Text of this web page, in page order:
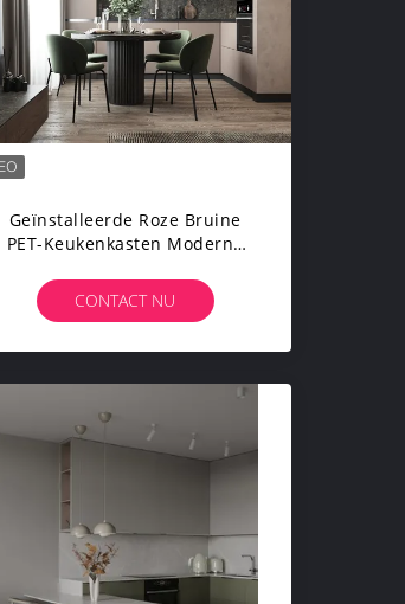
Geïnstalleerde Roze Bruine
PET-Keukenkasten Moderne
Keukenkasten
CONTACT NU